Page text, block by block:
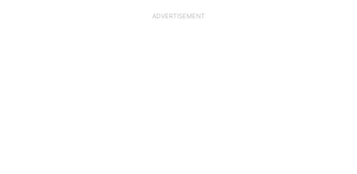
ADVERTISEMENT